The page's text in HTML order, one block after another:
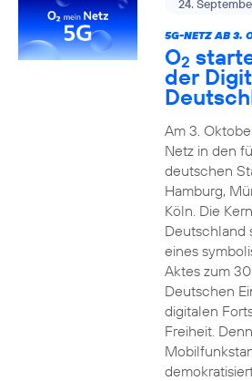
24.
5G-NETZ AB 3.
O2
der
Am 3.
Netz in den
deutschen
Hamburg,
Köln. Die
Deutschland
eines
Aktes zum
Deutschen
digitalen
Freiheit.